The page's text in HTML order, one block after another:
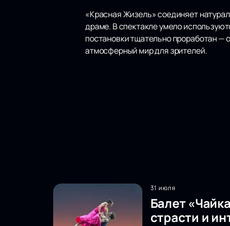
«Красная Жизель» соединяет
драме. В спектакле умело
постановки тщательно проработан
атмосферный мир для зрителей.
31 июля
Балет
страсти и